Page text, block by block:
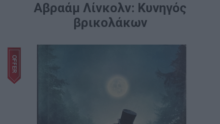
Αβραάμ Λίνκολν: Κυνηγός
βρικολάκων